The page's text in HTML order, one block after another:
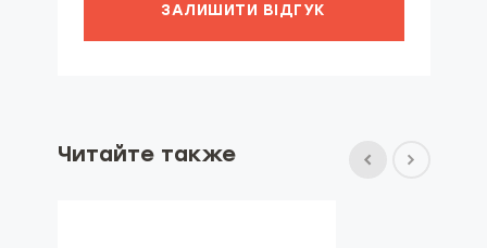
ЗАЛИШИТИ ВІДГУК
Читайте также